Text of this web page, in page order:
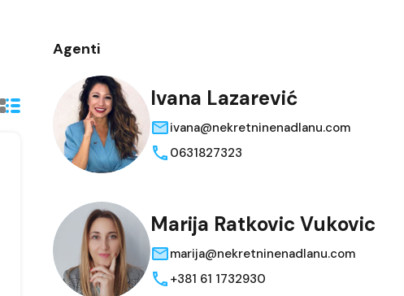
Agenti
Ivana Lazarević
ivana@nekretninenadlanu.com
0631827323
Marija Ratkovic Vukovic
marija@nekretninenadlanu.com
+381 61 1732930